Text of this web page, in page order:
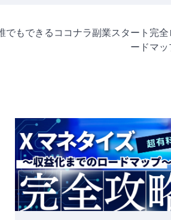
でもできるココナラ副業スタート完全
ードマッ